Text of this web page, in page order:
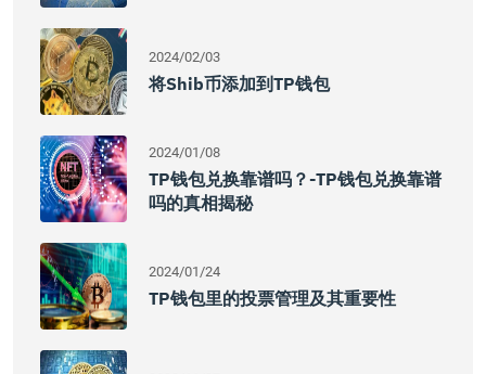
2024/02/03
将Shib币添加到TP钱包
2024/01/08
TP钱包兑换靠谱吗？-TP钱包兑换靠谱
吗的真相揭秘
2024/01/24
TP钱包里的投票管理及其重要性